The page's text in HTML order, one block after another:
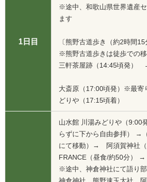
1日目
※途中、和歌山県世界遺産
ます
〔熊野古道歩き（約2時間
※熊野古道歩きは徒歩での
三軒茶屋跡（14:45頃
大斎原（17:00頃発）※最
どりや（17:15頃着）
山水館 川湯みどりや（
らずに下から自由参拝）
にて移動）→ 阿須賀神社
FRANCE（昼食/約50分）
※途中、神倉神社にて語り